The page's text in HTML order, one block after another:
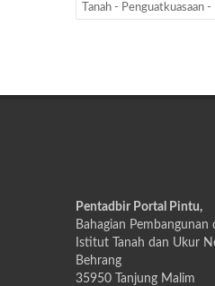
Tanah - Penguatkuasaan
Pentadbir Portal Pintu,
Bahagian Pembangunan
Istitut Tanah dan Ukur
Behrang
35950 Tanjung Malim